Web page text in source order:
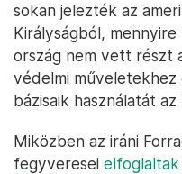
sokan jelezték az
Királyságból,
ország nem vett részt
védelmi
bázisaik használatát
Miközben az iráni
fegyveresei